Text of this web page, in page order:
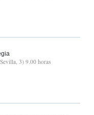
3) 9.00 horas